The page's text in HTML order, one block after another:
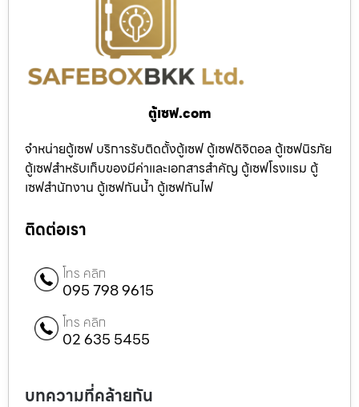
ตู้เซฟ.com
จำหน่ายตู้เซฟ บริการรับติดตั้งตู้เซฟ ตู้เซฟดิจิตอล ตู้เซฟนิรภัย
ตู้เซฟสำหรับเก็บของมีค่าและเอกสารสำคัญ ตู้เซฟโรงแรม ตู้
เซฟสำนักงาน ตู้เซฟกันน้ำ ตู้เซฟกันไฟ
ติดต่อเรา
โทร คลิก
095 798 9615
โทร คลิก
02 635 5455
บทความที่คล้ายกัน